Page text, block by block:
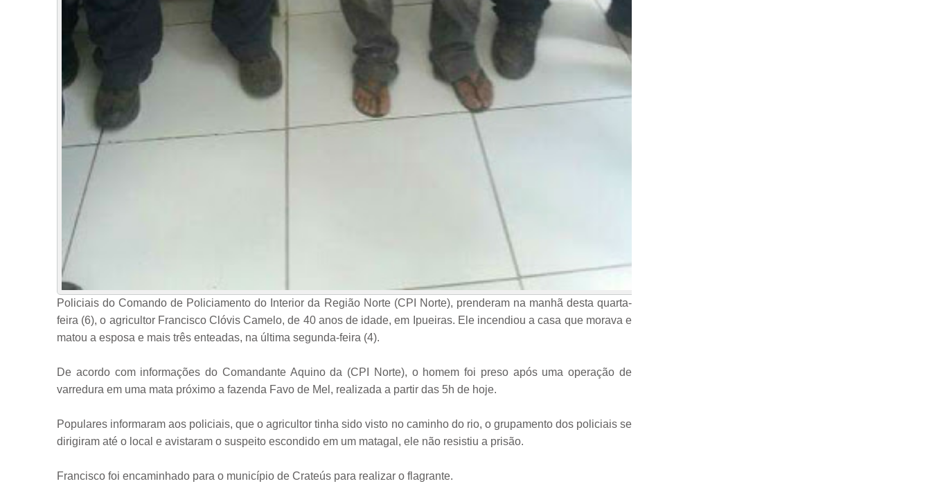
Policiais do Comando de Policiamento do Interior da Região Norte (CPI Norte), prenderam na manhã desta quarta-
feira (6), o agricultor Francisco Clóvis Camelo, de 40 anos de idade, em Ipueiras. Ele incendiou a casa que morava e
matou a esposa e mais três enteadas, na última segunda-feira (4).
De acordo com informações do Comandante Aquino da (CPI Norte), o homem foi preso após uma operação de
varredura em uma mata próximo a fazenda Favo de Mel, realizada a partir das 5h de hoje.
Populares informaram aos policiais, que o agricultor tinha sido visto no caminho do rio, o grupamento dos policiais se
dirigiram até o local e avistaram o suspeito escondido em um matagal, ele não resistiu a prisão.
Francisco foi encaminhado para o município de Crateús para realizar o flagrante.